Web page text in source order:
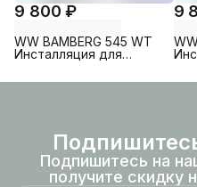
9 800 ₽
WW BAMBERG 545 WT
Инсталляция для
рамка хром.
9
Подпишитесь на
получите скидку